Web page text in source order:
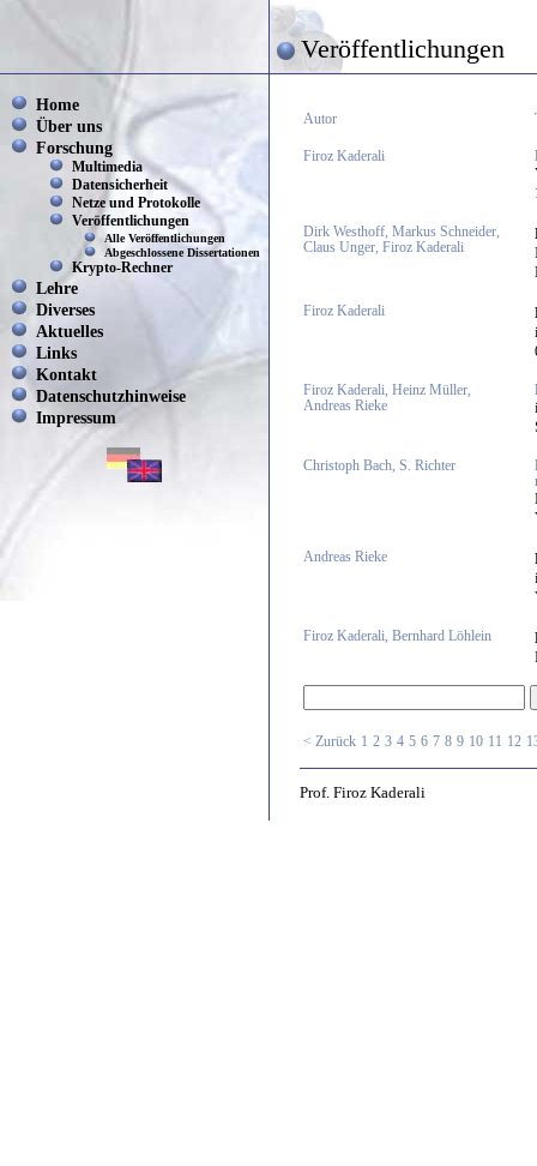
Veröffentlichungen
Home
Über uns
Forschung
Multimedia
Datensicherheit
Netze und Protokolle
Veröffentlichungen
Alle Veröffentlichungen
Abgeschlossene Dissertationen
Krypto-Rechner
Lehre
Diverses
Aktuelles
Links
Kontakt
Datenschutzhinweise
Impressum
Autor
Firoz Kaderali
Dirk Westhoff, Markus Schneider,
Claus Unger, Firoz Kaderali
Firoz Kaderali
Firoz Kaderali, Heinz Müller,
Andreas Rieke
Christoph Bach, S. Richter
Andreas Rieke
Firoz Kaderali, Bernhard Löhlein
< Zurück 1 2 3 4 5 6 7 8 9 10 11 12
Prof. Firoz Kaderali